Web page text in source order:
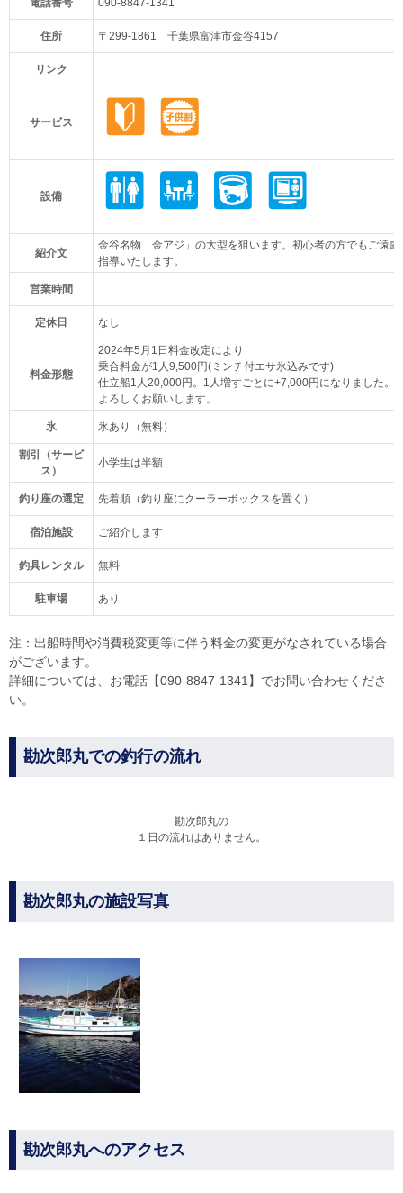
電話番号 090-8847-1341
住所 〒299-1861 千葉県富津市金谷4157
リンク
サービス
設備
紹介文
金谷名物「金アジ」の大型を狙います。初心者の方でもご遠
指導いたします。
営業時間
定休日 なし
料金形態
2024年5月1日料金改定により
乗合料金が1人9,500円(ミンチ付エサ氷込みです)
仕立船1人20,000円。1人増すごとに+7,000円になりました。
よろしくお願いします。
氷 氷あり（無料）
割引（サービ
ス）
小学生は半額
釣り座の選定 先着順（釣り座にクーラーボックスを置く）
宿泊施設 ご紹介します
釣具レンタル 無料
駐車場 あり
注：出船時間や消費税変更等に伴う料金の変更がなされている場合
がございます。
詳細については、お電話【090-8847-1341】でお問い合わせくださ
い。
勘次郎丸での釣行の流れ
勘次郎丸の
１日の流れはありません。
勘次郎丸の施設写真
勘次郎丸へのアクセス